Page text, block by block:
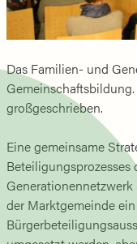
Das Familien- und
großgeschrieben.
Eine gemeinsame
Beteiligungsprozesses
der Marktgemeinde ein